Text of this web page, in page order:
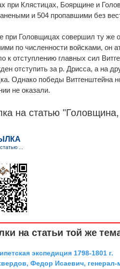
при Клястицах, Боярщине и
и 504 пропавшими без
при Головщицах совершил ту же
по численности войсками, он
к отступлению главных сил
отступить за р. Дрисса, а на
Однако победы Витгенштейна
не оказали.
на статью
на статьи той же
экспедиция 1798-1801 г.
Федор Исаевич, генерал-